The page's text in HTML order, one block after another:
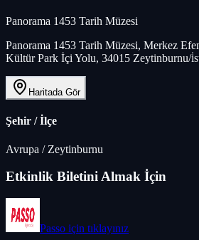
Panorama 1453 Tarih Müzesi
Panorama 1453 Tarih Müzesi, Merkez
Kültür Park İçi Yolu, 34015 Zeytinburnu/
Haritada Gör
Şehir / İlçe
Avrupa / Zeytinburnu
Etkinlik Biletini Almak İçin
Passo için tıklayınız